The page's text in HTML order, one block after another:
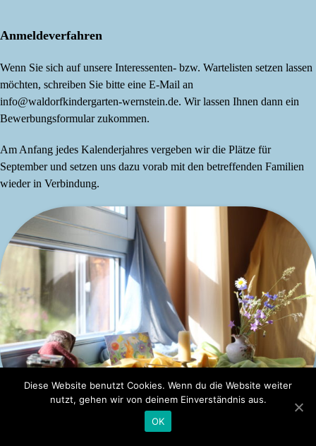
Anmeldeverfahren
Wenn Sie sich auf unsere Interessenten- bzw. Wartelisten setzen lassen
möchten, schreiben Sie bitte eine E-Mail an
info@waldorfkindergarten-wernstein.de. Wir lassen Ihnen dann ein
Bewerbungsformular zukommen.
Am Anfang jedes Kalenderjahres vergeben wir die Plätze für
September und setzen uns dazu vorab mit den betreffenden Familien
wieder in Verbindung.
Diese Website benutzt Cookies. Wenn du die Website weiter
nutzt, gehen wir von deinem Einverständnis aus.
OK